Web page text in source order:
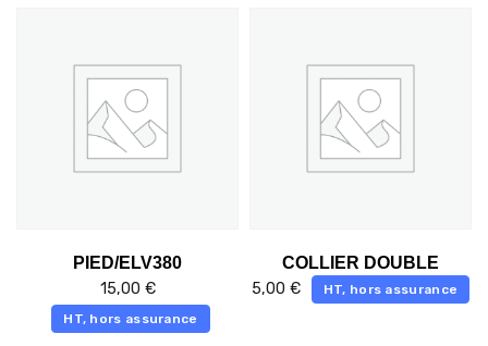
PIED/ELV380
15,00 €
HT, hors assurance
COLLIER DOUBLE
5,00 € HT, hors assurance